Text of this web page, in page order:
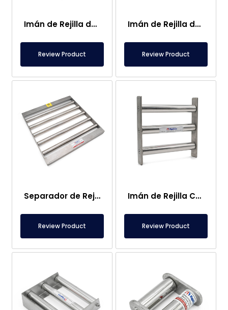
Imán de Rejilla de Neodimio de 250×400 mm
Review Product
Imán de Rejilla de 300×400 mm que Atrae Metales en Alimentos
Review Product
Separador de Rejilla Magnética de 420×420 mm
Review Product
Imán de Rejilla Cuadrada de 3 Barras 250x250mm
Review Product